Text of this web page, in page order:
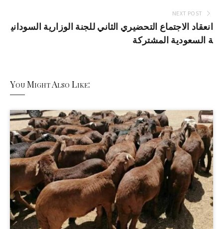
NEXT POST
انعقاد الاجتماع التحضيري الثاني للجنة الوزارية السوداني
ة السعودية المشتركة
You Might Also Like: